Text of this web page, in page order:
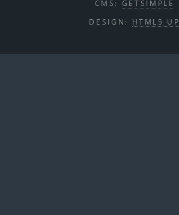
CMS: GETSIMPLE
DESIGN: HTML5 UP